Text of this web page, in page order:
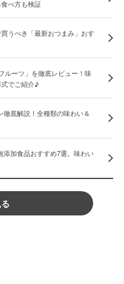
べ方も検証
うべき「最新おつまみ」おす
ルーツ」を徹底レビュー！味
でご紹介♪
底解説！全種類の味わい＆
添加食品おすすめ7選。味わい